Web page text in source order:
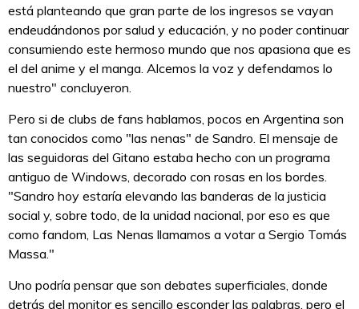
está planteando que gran parte de los ingresos se vayan
endeudándonos por salud y educación, y no poder continuar
consumiendo este hermoso mundo que nos apasiona que es
el del anime y el manga. Alcemos la voz y defendamos lo
nuestro" concluyeron.
Pero si de clubs de fans hablamos, pocos en Argentina son
tan conocidos como "las nenas" de Sandro. El mensaje de
las seguidoras del Gitano estaba hecho con un programa
antiguo de Windows, decorado con rosas en los bordes.
"Sandro hoy estaría elevando las banderas de la justicia
social y, sobre todo, de la unidad nacional, por eso es que
como fandom, Las Nenas llamamos a votar a Sergio Tomás
Massa."
Uno podría pensar que son debates superficiales, donde
detrás del monitor es sencillo esconder las palabras, pero el